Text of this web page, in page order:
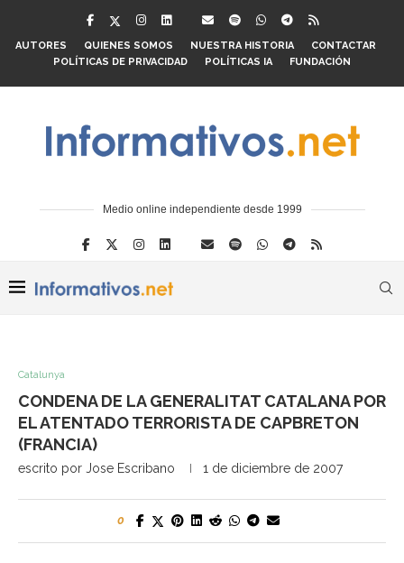
AUTORES QUIENES SOMOS NUESTRA HISTORIA
CONTACTAR
POLÍTICAS DE PRIVACIDAD
POLÍTICAS IA FUNDACIÓN
Medio online independiente desde 1999
Catalunya
CONDENA DE LA GENERALITAT CATALANA POR
EL ATENTADO TERRORISTA DE CAPBRETON
(FRANCIA)
escrito por Jose Escribano 1 de diciembre de 2007
0